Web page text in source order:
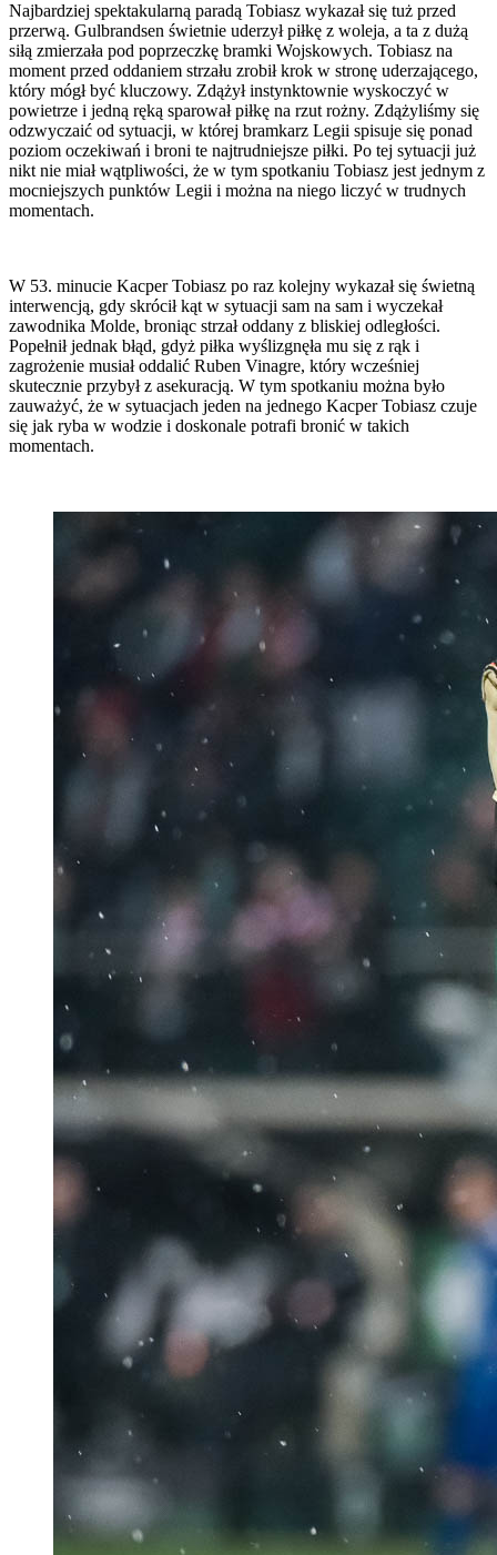
Najbardziej spektakularną paradą Tobiasz wykazał się tuż przed
przerwą. Gulbrandsen świetnie uderzył piłkę z woleja, a ta z dużą
siłą zmierzała pod poprzeczkę bramki Wojskowych. Tobiasz na
moment przed oddaniem strzału zrobił krok w stronę uderzającego,
który mógł być kluczowy. Zdążył instynktownie wyskoczyć w
powietrze i jedną ręką sparował piłkę na rzut rożny. Zdążyliśmy się
odzwyczaić od sytuacji, w której bramkarz Legii spisuje się ponad
poziom oczekiwań i broni te najtrudniejsze piłki. Po tej sytuacji już
nikt nie miał wątpliwości, że w tym spotkaniu Tobiasz jest jednym z
mocniejszych punktów Legii i można na niego liczyć w trudnych
momentach.
W 53. minucie Kacper Tobiasz po raz kolejny wykazał się świetną
interwencją, gdy skrócił kąt w sytuacji sam na sam i wyczekał
zawodnika Molde, broniąc strzał oddany z bliskiej odległości.
Popełnił jednak błąd, gdyż piłka wyślizgnęła mu się z rąk i
zagrożenie musiał oddalić Ruben Vinagre, który wcześniej
skutecznie przybył z asekuracją. W tym spotkaniu można było
zauważyć, że w sytuacjach jeden na jednego Kacper Tobiasz czuje
się jak ryba w wodzie i doskonale potrafi bronić w takich
momentach.